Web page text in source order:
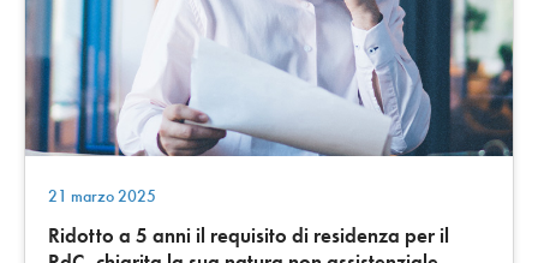
21 marzo 2025
Ridotto a 5 anni il requisito di residenza per il